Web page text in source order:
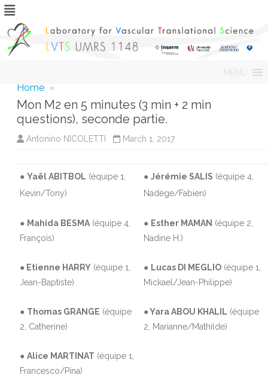
MENU
Home »
Mon M2 en 5 minutes (3 min + 2 min
questions), seconde partie.
Antonino NICOLETTI March 1, 2017
● Yaël ABITBOL (équipe 1,
Kevin/Tony)
● Mahida BESMA (équipe 4,
François)
● Etienne HARRY (équipe 1,
Jean-Baptiste)
● Thomas GRANGE (équipe
2, Catherine)
● Alice MARTINAT (équipe 1,
Francesco/Pina)
● Jérémie SALIS (équipe 4,
Nadège/Fabien)
● Esther MAMAN (équipe 2,
Nadine H.)
● Lucas DI MEGLIO (équipe 1,
Mickael/Jean-Philippe)
● Yara ABOU KHALIL (équipe
2, Marianne/Mathilde)